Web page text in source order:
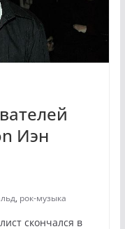
Иэн
, рок-музыка
скончался в